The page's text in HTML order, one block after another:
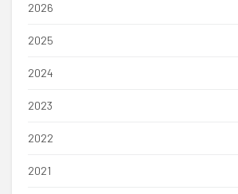
2026
2025
2024
2023
2022
2021